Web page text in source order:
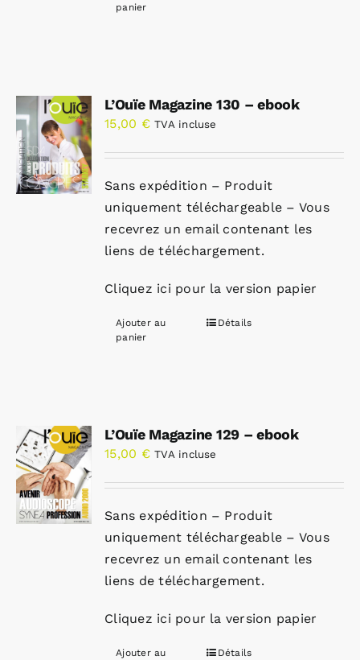
panier
L’Ouïe Magazine 130 – ebook
15,00 € TVA incluse
Sans expédition – Produit
uniquement téléchargeable – Vous
recevrez un email contenant les
liens de téléchargement.
Cliquez ici pour la version papier
Ajouter au
panier
Détails
L’Ouïe Magazine 129 – ebook
15,00 € TVA incluse
Sans expédition – Produit
uniquement téléchargeable – Vous
recevrez un email contenant les
liens de téléchargement.
Cliquez ici pour la version papier
Ajouter au
Détails